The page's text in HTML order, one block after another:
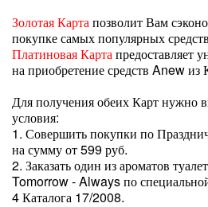
Золотая Картапозволит Вам
покупке самых популярных
Платиновая Картапредоставляет
на приобретение средств Anew из
Для получения обеих Карт нужно
условия:
1. Совершить покупки по
на сумму от 599 руб.
2. Заказать один из ароматов
Tomorrow - Always по
4 Каталога 17/2008.